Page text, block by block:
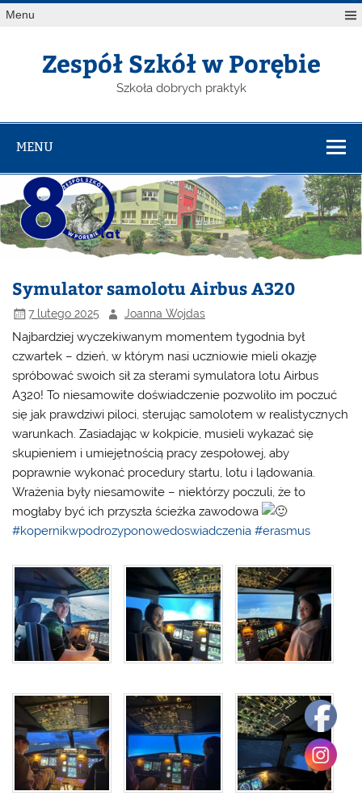
Menu
Zespół Szkół w Porębie
Szkoła dobrych praktyk
MENU
Symulator samolotu Airbus A320
7 lutego 2025 Joanna Wojdas
Najbardziej wyczekiwanym momentem tygodnia był
czwartek – dzień, w którym nasi uczniowie mieli okazję
spróbować swoich sił za sterami symulatora lotu Airbus
A320! To niesamowite doświadczenie pozwoliło im poczuć
się jak prawdziwi piloci, sterując samolotem w realistycznych
warunkach. Zasiadając w kokpicie, musieli wykazać się
skupieniem i umiejętnością pracy zespołowej, aby
poprawnie wykonać procedury startu, lotu i lądowania.
Wrażenia były niesamowite – niektórzy poczuli, że to
mogłaby być ich przyszła ścieżka zawodowa
#kopernikwpodrozyponowedoswiadczenia #erasmus